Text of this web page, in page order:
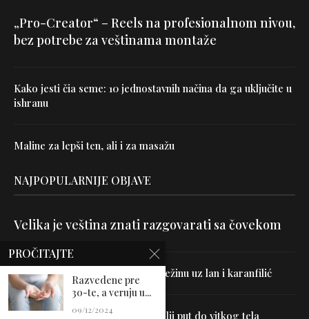
„Pro-Creator“ – Reels na profesionalnom nivou,
bez potrebe za veštinama montaže
Kako jesti čia seme: 10 jednostavnih načina da ga uključite u
ishranu
Maline za lepši ten, ali i za masažu
NAJPOPULARNIJE OBJAVE
Velika je veština znati razgovarati sa čovekom
Uništite parazite i normalizujte težinu uz lan i karanfilić
Dr Hajder: Akupunktura je najbolji put do vitkog tela
PROČITAJTE
Razvedene pre
30-te, a veruju u...
09/12/2024